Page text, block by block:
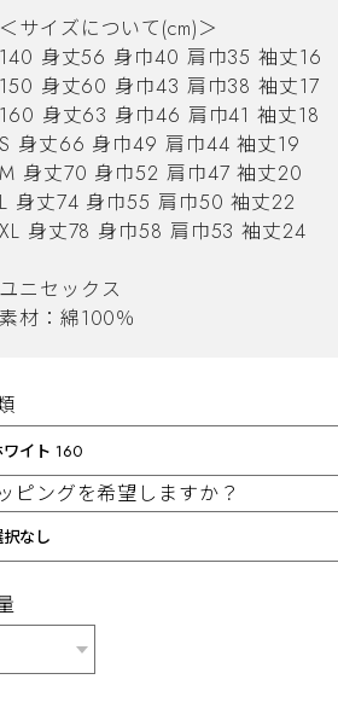
＜サイズについて(cm)＞
140 身丈56 身巾40 肩巾35 袖丈16
150 身丈60 身巾43 肩巾38 袖丈17
160 身丈63 身巾46 肩巾41 袖丈18
S 身丈66 身巾49 肩巾44 袖丈19
M 身丈70 身巾52 肩巾47 袖丈20
L 身丈74 身巾55 肩巾50 袖丈22
XL 身丈78 身巾58 肩巾53 袖丈24
ユニセックス
素材：綿100％
ピングを希望しますか？